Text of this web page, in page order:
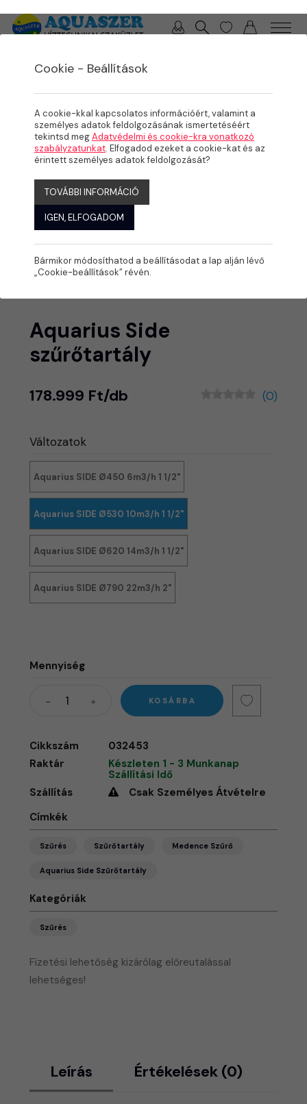
Aquarius Side
szűrőtartály
178.999 Ft/db (0)
Fizetési lehetőség kizárólag előreutalással
lehetséges!
Változatok
Aquarius SIDE Ø450 6m3/h 1 1/2"
Aquarius SIDE Ø530 10m3/h 1 1/2"
Aquarius SIDE Ø620 14m3/h 1 1/2"
Aquarius SIDE Ø790 22m3/h 2"
Mennyiség
KOSÁRBA
Cikkszám
032453
Raktár
Készleten 1 - 3 Munkanap
Szállítási Idő
Szállítás
Csak Személyes Átvételre
Címkék
Szűrés Szűrőtartály Medence Szűrő
Aquarius Side Szűrőtartály
Kategóriák
Szűrés
Leírás Értékelések (0)
Cookie - Beállítások
A cookie-kkal kapcsolatos információért, valamint a
személyes adatok feldolgozásának ismertetéséért
tekintsd megAdatvédelmi és cookie-kra vonatkozó
szabályzatunkat. Elfogadod ezeket a cookie-kat és az
érintett személyes adatok feldolgozását?
TOVÁBBI INFORMÁCIÓ
IGEN, ELFOGADOM
Bármikor módosíthatod a beállításodat a lap alján lévő
„Cookie-beállítások” révén.